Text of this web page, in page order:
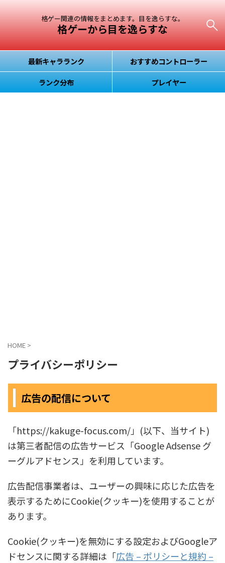
格ゲー関連の情報をまとめます。目を逸らすな。
格ゲーから目を逸らすな
最新キャラランク
おすすめコントローラー
ランク分布
プレイヤー
HOME >
プライバシーポリシー
広告の配信について
「https://kakuge-focus.com/」(以下、当サイト)
は第三者配信の広告サービス「Google Adsense グ
ーグルアドセンス」を利用しています。
広告配信事業者は、ユーザーの興味に応じた広告を
表示するためにCookie(クッキー)を使用することが
あります。
Cookie(クッキー)を無効にする設定およびGoogleア
ドセンスに関する詳細は「広告 – ポリシーと規約 –